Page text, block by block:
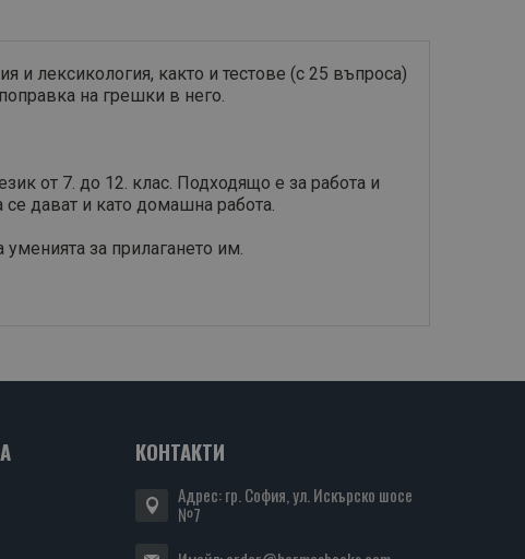
и лексикология, както и тестове (с 25 въпроса)
на грешки в него.
от 7. до 12. клас. Подходящо е за работа и
дават и като домашна работа.
за прилагането им.
КОНТАКТИ
Адрес: гр. София, ул. Искърско шосе
№7